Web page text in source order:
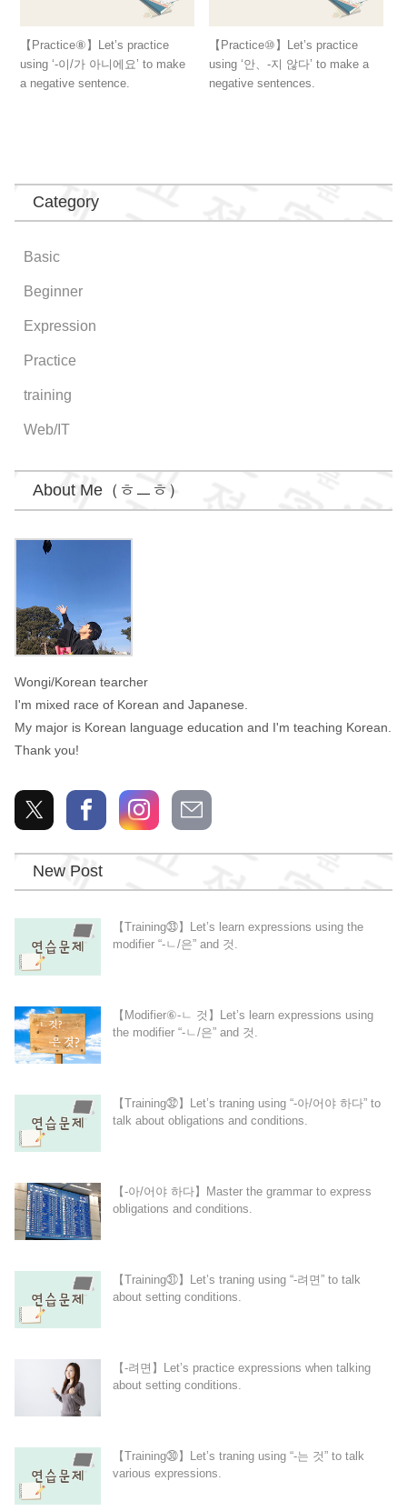
【Practice⑧】Let’s practice
using ‘-이/가 아니에요’ to make
a negative sentence.
【Practice⑩】Let’s practice
using ‘안、-지 않다’ to make a
negative sentences.
Category
Basic
Beginner
Expression
Practice
training
Web/IT
About Me（ㅎㅡㅎ）
Wongi
Wongi/Korean tearcher
I'm mixed race of Korean and Japanese.
My major is Korean language education and I'm teaching Korean.
Thank you!
New Post
【Training㉝】Let’s learn expressions using the
modifier “-ㄴ/은” and 것.
【Modifier⑥-ㄴ 것】Let’s learn expressions using
the modifier “-ㄴ/은” and 것.
【Training㉜】Let’s traning using “-아/어야 하다” to
talk about obligations and conditions.
【-아/어야 하다】Master the grammar to express
obligations and conditions.
【Training㉛】Let’s traning using “-려면” to talk
about setting conditions.
【-려면】Let’s practice expressions when talking
about setting conditions.
【Training㉚】Let’s traning using “-는 것” to talk
various expressions.